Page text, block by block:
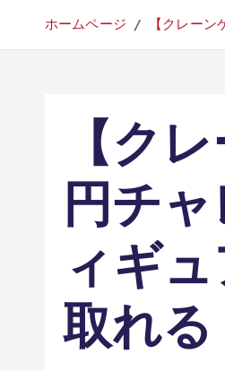
ホームページ 【クレー
【ク
円チ
ィギ
取れる